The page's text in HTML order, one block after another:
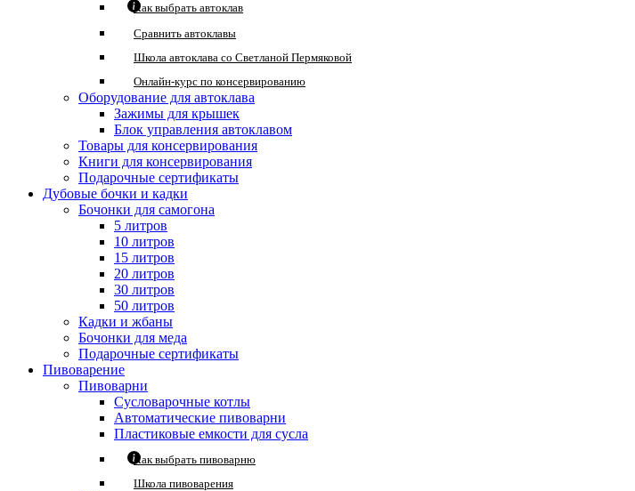
Как выбрать автоклав
Сравнить автоклавы
Школа автоклава со Светланой Пермяковой
Онлайн-курс по консервированию
Оборудование для автоклава
Зажимы для крышек
Блок управления автоклавом
Товары для консервирования
Книги для консервирования
Подарочные сертификаты
Дубовые бочки и кадки
Бочонки для самогона
5 литров
10 литров
15 литров
20 литров
30 литров
50 литров
Кадки и жбаны
Бочонки для меда
Подарочные сертификаты
Пивоварение
Пивоварни
Сусловарочные котлы
Автоматические пивоварни
Пластиковые емкости для сусла
Как выбрать пивоварню
Школа пивоварения